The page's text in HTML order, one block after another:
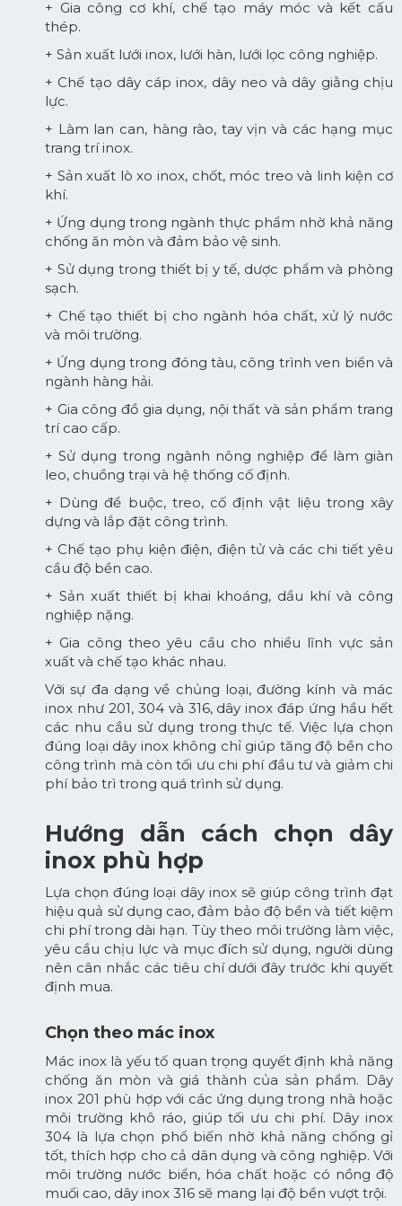
+ Gia công cơ khí, chế tạo máy móc và kết cấu
thép.
+ Sản xuất lưới inox, lưới hàn, lưới lọc công nghiệp.
+ Chế tạo dây cáp inox, dây neo và dây giằng chịu
lực.
+ Làm lan can, hàng rào, tay vịn và các hạng mục
trang trí inox.
+ Sản xuất lò xo inox, chốt, móc treo và linh kiện cơ
khí.
+ Ứng dụng trong ngành thực phẩm nhờ khả năng
chống ăn mòn và đảm bảo vệ sinh.
+ Sử dụng trong thiết bị y tế, dược phẩm và phòng
sạch.
+ Chế tạo thiết bị cho ngành hóa chất, xử lý nước
và môi trường.
+ Ứng dụng trong đóng tàu, công trình ven biển và
ngành hàng hải.
+ Gia công đồ gia dụng, nội thất và sản phẩm trang
trí cao cấp.
+ Sử dụng trong ngành nông nghiệp để làm giàn
leo, chuồng trại và hệ thống cố định.
+ Dùng để buộc, treo, cố định vật liệu trong xây
dựng và lắp đặt công trình.
+ Chế tạo phụ kiện điện, điện tử và các chi tiết yêu
cầu độ bền cao.
+ Sản xuất thiết bị khai khoáng, dầu khí và công
nghiệp nặng.
+ Gia công theo yêu cầu cho nhiều lĩnh vực sản
xuất và chế tạo khác nhau.
Với sự đa dạng về chủng loại, đường kính và mác
inox như 201, 304 và 316, dây inox đáp ứng hầu hết
các nhu cầu sử dụng trong thực tế. Việc lựa chọn
đúng loại dây inox không chỉ giúp tăng độ bền cho
công trình mà còn tối ưu chi phí đầu tư và giảm chi
phí bảo trì trong quá trình sử dụng.
Hướng dẫn cách chọn dây
inox phù hợp
Lựa chọn đúng loại dây inox sẽ giúp công trình đạt
hiệu quả sử dụng cao, đảm bảo độ bền và tiết kiệm
chi phí trong dài hạn. Tùy theo môi trường làm việc,
yêu cầu chịu lực và mục đích sử dụng, người dùng
nên cân nhắc các tiêu chí dưới đây trước khi quyết
định mua.
Chọn theo mác inox
Mác inox là yếu tố quan trọng quyết định khả năng
chống ăn mòn và giá thành của sản phẩm. Dây
inox 201 phù hợp với các ứng dụng trong nhà hoặc
môi trường khô ráo, giúp tối ưu chi phí. Dây inox
304 là lựa chọn phổ biến nhờ khả năng chống gỉ
tốt, thích hợp cho cả dân dụng và công nghiệp. Với
môi trường nước biển, hóa chất hoặc có nồng độ
muối cao, dây inox 316 sẽ mang lại độ bền vượt trội.